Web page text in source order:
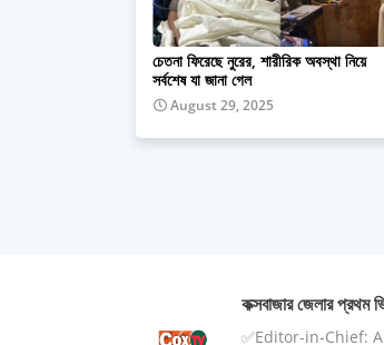
চেতনা ফিরেছে নুরের, শারীরিক অবস্থা নিয়ে
সর্বশেষ যা জানা গেল
August 29, 2025
কক্সবাজার জেলার প্রথম
✅Editor-in-Chief: